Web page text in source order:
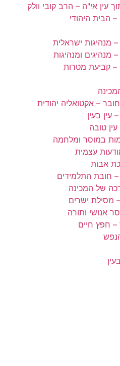
עין אי"ה – הרב קובי וולק
– הבית היהודי
מנהיגות ישראלית
מנהיגים ומנהיגות
– קביעת מטרות
– אקטואליה יהודית
עין בעין
טובה
במוסר ומלחמה
עצמית
אבות
חובת התלמידים
של המכינה
מסילת ישרים
אנושי ותורה
– חפץ חיים